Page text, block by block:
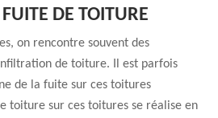
DE TOITURE
on rencontre souvent des
de toiture. Il est parfois
de la fuite sur ces toitures
toiture sur ces toitures se réalise en